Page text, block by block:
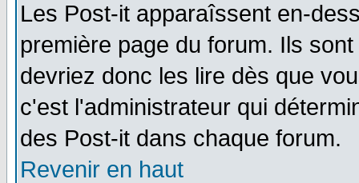
Les Post-it apparaîssent en-
première page du forum. Ils
devriez donc les lire dès que
c'est l'administrateur qui
des Post-it dans chaque forum.
Revenir en haut